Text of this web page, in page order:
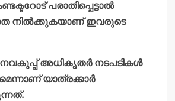
പരാതിപ്പെട്ടാല്‍
നില്‍ക്കുകയാണ് ഇവരുടെ
അധികൃതര്‍ നടപടികള്‍
യാത്രക്കാര്‍